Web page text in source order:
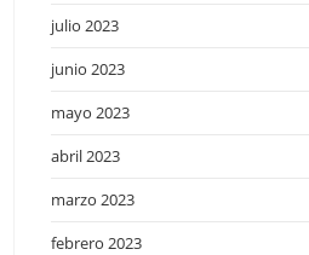
julio 2023
junio 2023
mayo 2023
abril 2023
marzo 2023
febrero 2023